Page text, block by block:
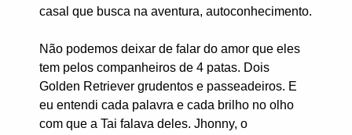
casal que busca na aventura, autoconhecimento.
Não podemos deixar de falar do amor que eles
tem pelos companheiros de 4 patas. Dois
Golden Retriever grudentos e passeadeiros. E
eu entendi cada palavra e cada brilho no olho
com que a Tai falava deles. Jhonny, o